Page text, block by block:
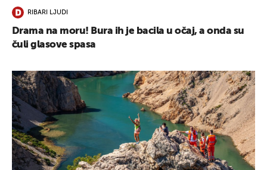
RIBARI LJUDI
Drama na moru! Bura ih je bacila u očaj, a onda su
čuli glasove spasa